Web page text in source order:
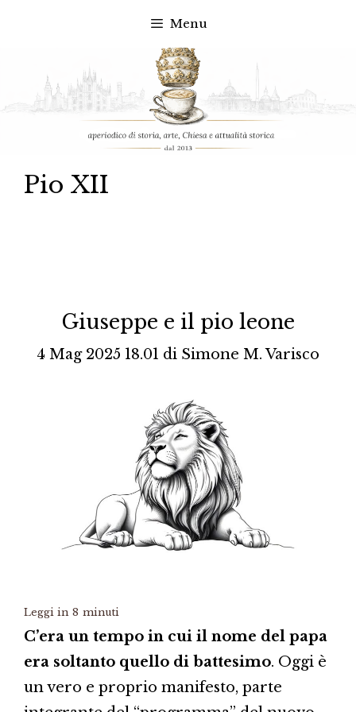
contenuto
Menu
Pio XII
Giuseppe e il pio leone
4 Mag 2025 18.01 di Simone M. Varisco
Leggi in 8 minuti
C’era un tempo in cui il nome del papa
era soltanto quello di battesimo. Oggi è
un vero e proprio manifesto, parte